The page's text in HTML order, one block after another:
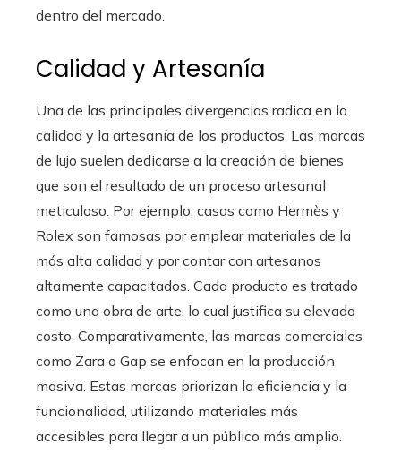
dentro del mercado.
Calidad y Artesanía
Una de las principales divergencias radica en la
calidad y la artesanía de los productos. Las marcas
de lujo suelen dedicarse a la creación de bienes
que son el resultado de un proceso artesanal
meticuloso. Por ejemplo, casas como Hermès y
Rolex son famosas por emplear materiales de la
más alta calidad y por contar con artesanos
altamente capacitados. Cada producto es tratado
como una obra de arte, lo cual justifica su elevado
costo. Comparativamente, las marcas comerciales
como Zara o Gap se enfocan en la producción
masiva. Estas marcas priorizan la eficiencia y la
funcionalidad, utilizando materiales más
accesibles para llegar a un público más amplio.